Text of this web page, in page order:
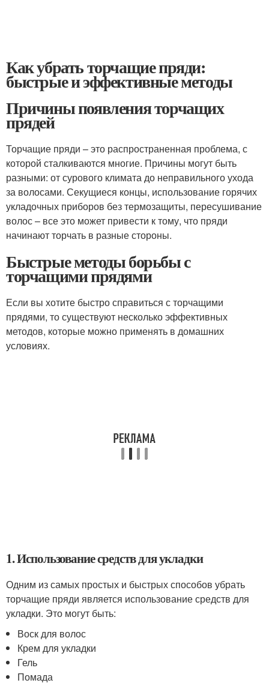
Как убрать торчащие пряди:
быстрые и эффективные методы
Причины появления торчащих
прядей
Торчащие пряди – это распространенная проблема, с
которой сталкиваются многие. Причины могут быть
разными: от сурового климата до неправильного ухода
за волосами. Секущиеся концы, использование горячих
укладочных приборов без термозащиты, пересушивание
волос – все это может привести к тому, что пряди
начинают торчать в разные стороны.
Быстрые методы борьбы с
торчащими прядями
Если вы хотите быстро справиться с торчащими
прядями, то существуют несколько эффективных
методов, которые можно применять в домашних
условиях.
1. Использование средств для укладки
Одним из самых простых и быстрых способов убрать
торчащие пряди является использование средств для
укладки. Это могут быть:
Воск для волос
Крем для укладки
Гель
Помада